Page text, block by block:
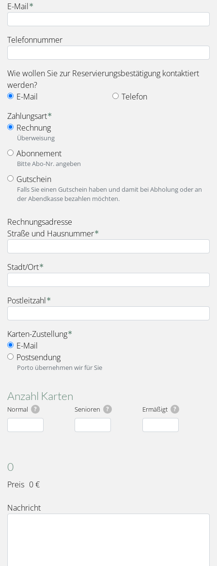
E-Mail
Telefonnummer
Wie wollen Sie zur Reservierungsbestätigung kontaktiert
werden?
E-Mail
Telefon
Zahlungsart
Rechnung
Überweisung
Abonnement
Bitte Abo-Nr. angeben
Gutschein
Falls Sie einen Gutschein haben und damit bei Abholung oder an
der Abendkasse bezahlen möchten.
fieldset_for_payment_options
Rechnungsadresse
Straße und Hausnummer
Stadt/Ort
Postleitzahl
fieldset_for_delivery_options
Karten-Zustellung
E-Mail
Postsendung
Porto übernehmen wir für Sie
Anzahl Karten
?
Normal ?
Senioren ?
Ermäßigt
Gesamt
0
Preis 0 €
Nachricht